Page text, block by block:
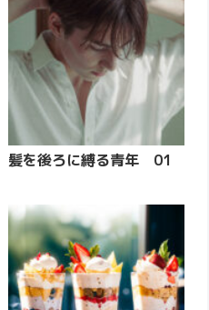
髪を後ろに縛る青年 01